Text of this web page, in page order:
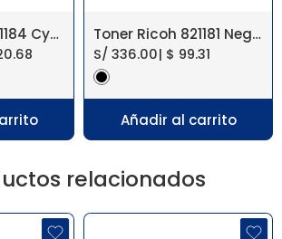
Toner Ricoh 821184 Cyan SP C830A 16KPG Toner Ricoh 821181 Negro SP C830A 20KPG
S/ 336.00| $ 99.31
Añadir al carrito
relacionados